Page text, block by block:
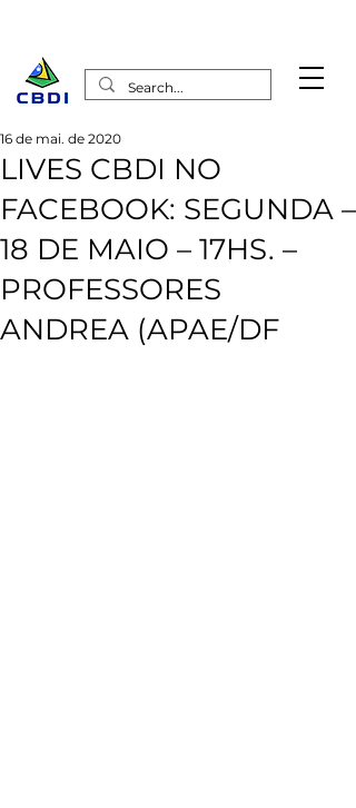
LIVES CBDI NO
FACEBOOK: SEGUNDA –
18 DE MAIO – 17HS. –
PROFESSORES
ANDREA (APAE/DF
16 de mai. de 2020